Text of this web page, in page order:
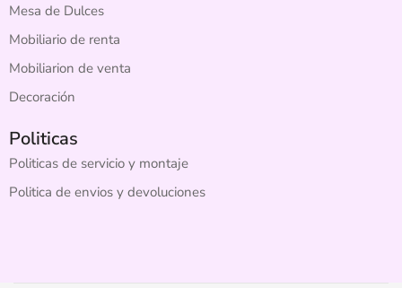
Mesa de Dulces
Mobiliario de renta
Mobiliarion de venta
Decoración
Politicas
Politicas de servicio y montaje
Politica de envios y devoluciones